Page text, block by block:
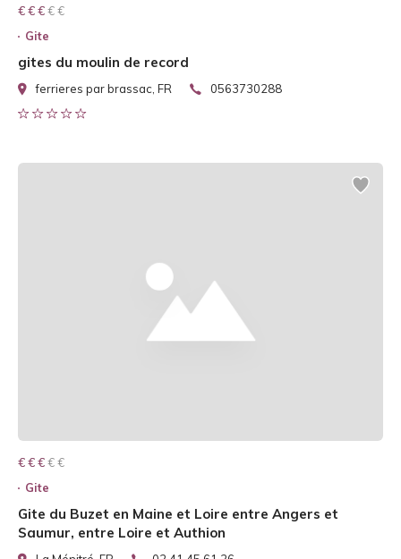
€ € € € €
€ € €
Gite
gites du moulin de record
ferrieres par brassac, FR 0563730288
€ € € € €
€ € €
Gite
Gite du Buzet en Maine et Loire entre Angers et
Saumur, entre Loire et Authion